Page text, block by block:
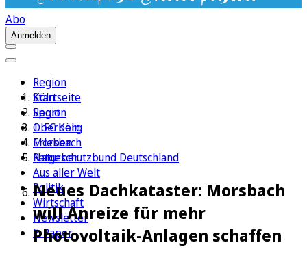
Abo
Anmelden
Region
Köln
Sport
1. FC Köln
Erleben
Ratgeber
Aus aller Welt
Politik
Wirtschaft
Newsletter
E-Paper
Startseite
Region
Oberberg
Morsbach
Naturschutzbund Deutschland
Neues Dachkataster: Morsbach
will Anreize für mehr
Photovoltaik-Anlagen schaffen